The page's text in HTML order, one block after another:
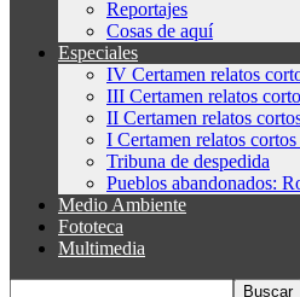
Reportajes
Cosas de aquí
Especiales
IV Certamen relatos
III Certamen relatos
II Certamen relatos
I Certamen relatos
Tribuna de despedida
Pueblos abandonados:
Medio Ambiente
Fototeca
Multimedia